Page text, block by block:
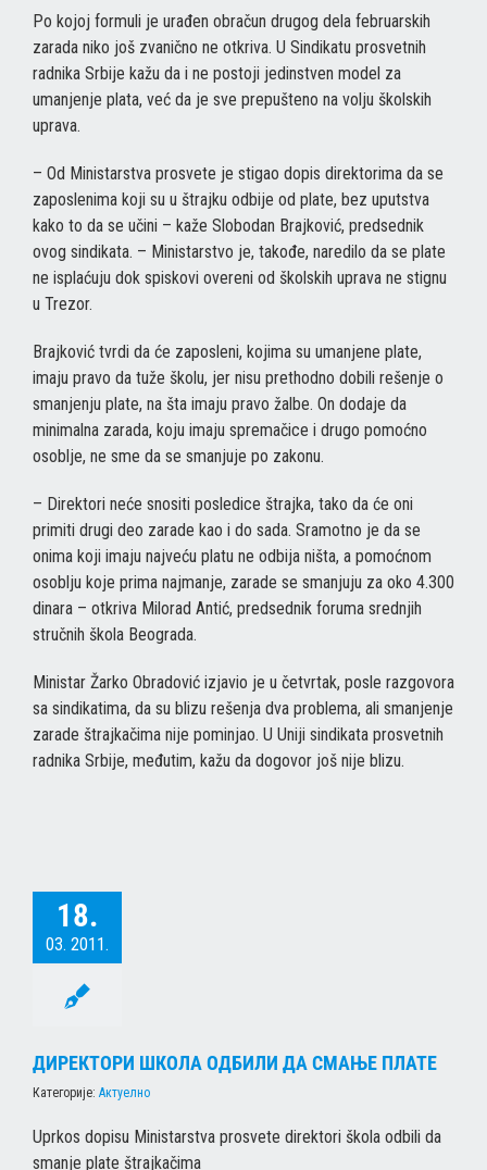
Po kojoj formuli je urađen obračun drugog dela februarskih
zarada niko još zvanično ne otkriva. U Sindikatu prosvetnih
radnika Srbije kažu da i ne postoji jedinstven model za
umanjenje plata, već da je sve prepušteno na volju školskih
uprava.
– Od Ministarstva prosvete je stigao dopis direktorima da se
zaposlenima koji su u štrajku odbije od plate, bez uputstva
kako to da se učini – kaže Slobodan Brajković, predsednik
ovog sindikata. – Ministarstvo je, takođe, naredilo da se plate
ne isplaćuju dok spiskovi overeni od školskih uprava ne stignu
u Trezor.
Brajković tvrdi da će zaposleni, kojima su umanjene plate,
imaju pravo da tuže školu, jer nisu prethodno dobili rešenje o
smanjenju plate, na šta imaju pravo žalbe. On dodaje da
minimalna zarada, koju imaju spremačice i drugo pomoćno
osoblje, ne sme da se smanjuje po zakonu.
– Direktori neće snositi posledice štrajka, tako da će oni
primiti drugi deo zarade kao i do sada. Sramotno je da se
onima koji imaju najveću platu ne odbija ništa, a pomoćnom
osoblju koje prima najmanje, zarade se smanjuju za oko 4.300
dinara – otkriva Milorad Antić, predsednik foruma srednjih
stručnih škola Beograda.
Ministar Žarko Obradović izjavio je u četvrtak, posle razgovora
sa sindikatima, da su blizu rešenja dva problema, ali smanjenje
zarade štrajkačima nije pominjao. U Uniji sindikata prosvetnih
radnika Srbije, međutim, kažu da dogovor još nije blizu.
18.
03. 2011.
ДИРЕКТОРИ ШКОЛА ОДБИЛИ ДА СМАЊЕ ПЛАТЕ
Категорије: Актуелно
Uprkos dopisu Ministarstva prosvete direktori škola odbili da
smanje plate štrajkačima